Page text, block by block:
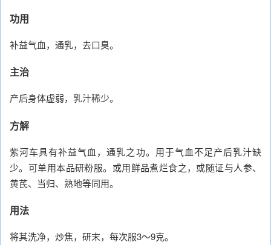
功用
补益气血，通乳，去口臭。
主治
产后身体虚弱，乳汁稀少。
方解
紫河车具有补益气血，通乳之功。用于气血不足产后乳汁缺
少。可单用本品研粉服。或用鲜品煮烂食之，或随证与人参、
黄芪、当归、熟地等同用。
用法
将其洗净，炒焦，研末，每次服3～9克。